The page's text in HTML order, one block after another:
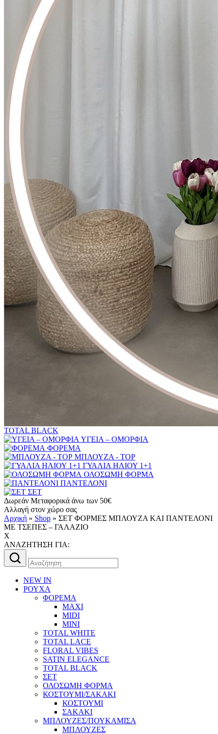
TOTAL BLACK
ΥΓΕΙΑ – ΟΜΟΡΦΙΑ
ΦΟΡΕΜΑ
ΜΠΛΟΥΖΑ - TOP
ΓΥΑΛΙΑ ΗΛΙΟΥ 1+1
ΟΛΟΣΩΜΗ ΦΟΡΜΑ
ΠΑΝΤΕΛΟΝΙ
ΣΕΤ
Δωρεάν Μεταφορικά άνω των 50€
Αλλαγή στον χώρο σας
Αρχική » Shop » ΣΕΤ ΦΟΡΜΕΣ ΜΠΛΟΥΖΑ ΚΑΙ ΠΑΝΤΕΛΟΝΙ
ΜΕ ΤΣΕΠΕΣ – ΓΑΛΑΖΙΟ
X
AΝΑΖΗΤΗΣΗ ΓΙΑ:
Αναζήτηση
για:
NEW IN
ΡΟΥΧΑ
ΦΟΡΕΜΑ
MAXI
MIDI
MINI
TOTAL WHITE
TOTAL LACE
FLORAL VIBES
SATIN ELEGANCE
TOTAL BLACK
ΣΕΤ
ΟΛΟΣΩΜΗ ΦΟΡΜΑ
ΚΟΣΤΟΥΜΙ/ΣΑΚΑΚΙ
ΚΟΣΤΟΥΜΙ
ΣΑΚΑΚΙ
ΜΠΛΟΥΖΕΣ/ΠΟΥΚΑΜΙΣΑ
ΜΠΛΟΥΖΕΣ